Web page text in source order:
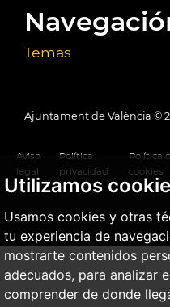
Utilizamos
Usamos cookies y otras
tu experiencia de
mostrarte contenidos
adecuados, para analizar
comprender de donde
Temas
Ajuntament de València ©
Aviso
legal
Política
privacidad
Política
cookies